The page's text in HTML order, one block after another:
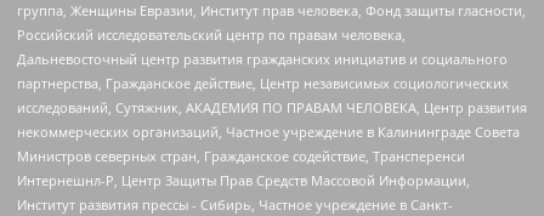
группа, Женщины Евразии, Институт прав человека, Фонд защиты гласности,
Российский исследовательский центр по правам человека,
Дальневосточный центр развития гражданских инициатив и социального
партнерства, Гражданское действие, Центр независимых социологических
исследований, Сутяжник, АКАДЕМИЯ ПО ПРАВАМ ЧЕЛОВЕКА, Центр развития
некоммерческих организаций, Частное учреждение в Калининграде Совета
Министров северных стран, Гражданское содействие, Трансперенси
Интернешнл-Р, Центр Защиты Прав Средств Массовой Информации,
Институт развития прессы - Сибирь, Частное учреждение в Санкт-